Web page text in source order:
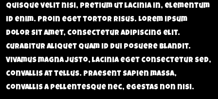
Quisque velit nisi, pretium ut lacinia in, elementum
id enim. Proin eget tortor risus. Lorem ipsum
dolor sit amet, consectetur adipiscing elit.
Curabitur aliquet quam id dui posuere blandit.
Vivamus magna justo, lacinia eget consectetur sed,
convallis at tellus. Praesent sapien massa,
convallis a pellentesque nec, egestas non nisi.